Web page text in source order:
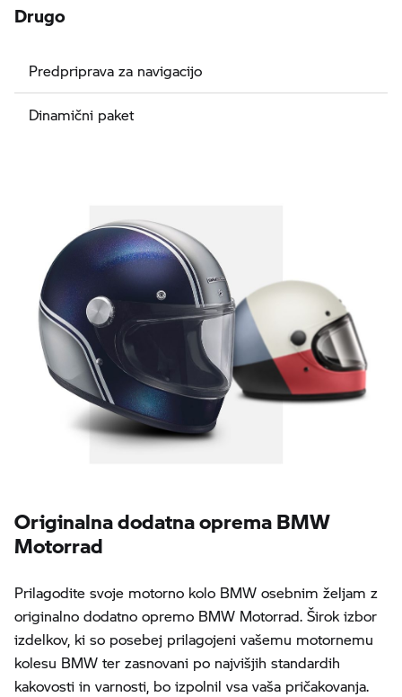
Drugo
Predpriprava za navigacijo
Dinamični paket
Originalna dodatna oprema BMW
Motorrad
Prilagodite svoje motorno kolo BMW osebnim željam z
originalno dodatno opremo BMW Motorrad. Širok izbor
izdelkov, ki so posebej prilagojeni vašemu motornemu
kolesu BMW ter zasnovani po najvišjih standardih
kakovosti in varnosti, bo izpolnil vsa vaša pričakovanja.